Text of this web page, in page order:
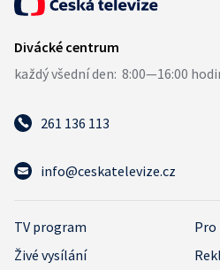
261 136 113
info@ceskatelevize.cz
TV program
Pro
Živé vysílání